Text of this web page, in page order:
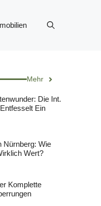
Mehr
Die Int.
Ein
Nürnberg: Wie
Wert?
Komplette